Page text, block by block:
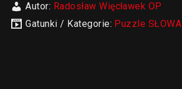
Autor: Radosław Więcławek OP
Gatunki / Kategorie: Puzzle SŁOWA